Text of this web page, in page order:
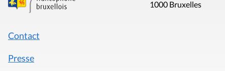
1000 Bruxelles
Contact
Presse